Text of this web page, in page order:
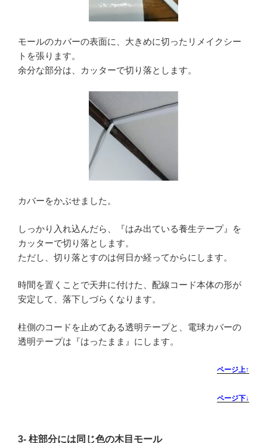
モールのカバーの表面に、大きめに切ったリメイクシー
トを張ります。
余分な部分は、カッターで切り落とします。
カバーをかぶせました。
しっかり入れ込んだら、『はみ出ている養生テープ』を
カッターで切り落とします。
ただし、切り落とすのは何日か経ってからにします。
時間を置くことで天井に付けた、配線コード本体の形が
安定して、落下しづらくなります。
柱側のコードを止めてある透明テープと、電球カバーの
透明テープは『はったまま』にします。
ページ上↑
ページ下↓
3- 柱部分には同じ色の木目モール